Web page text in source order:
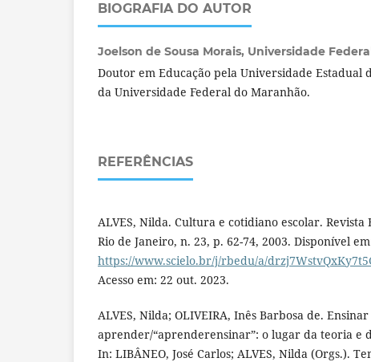
BIOGRAFIA DO AUTOR
Joelson de Sousa Morais, Universidade
Doutor em Educação pela Universidade Estadual
da Universidade Federal do Maranhão.
REFERÊNCIAS
ALVES, Nilda. Cultura e cotidiano escolar. Revista
Rio de Janeiro, n. 23, p. 62-74, 2003. Disponível
https://www.scielo.br/j/rbedu/a/
Acesso em: 22 out. 2023.
ALVES, Nilda; OLIVEIRA, Inês Barbosa de. Ensinar
aprender/“aprenderensinar”: o lugar da teoria e
In: LIBÂNEO, José Carlos; ALVES, Nilda (Orgs.).